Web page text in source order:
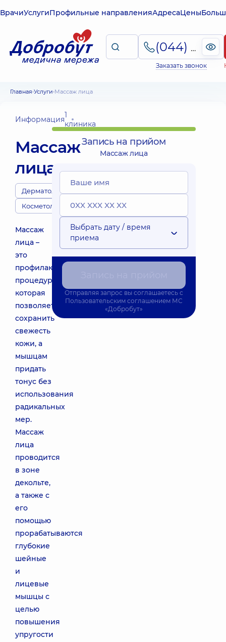
ВрачиУслугиПрофильные направленияАдресаЦены
(044) 495-2-888
Заказать звонок
Главная Услуги Массаж лица
Информация1
клиника
Массаж
лица
Дерматологи
Косметологи
Массаж
лица –
это
профилактическая
процедура,
которая
позволяет
сохранить
свежесть
кожи, а
мышцам
придать
тонус без
использования
радикальных
мер.
Массаж
лица
проводится
в зоне
декольте,
а также с
его
помощью
прорабатываются
глубокие
шейные
и
лицевые
мышцы с
целью
повышения
упругости
Запись на прийом
Массаж лица
Выбрать дату / время
приема
Отправляя запрос вы соглашаетесь с
Пользовательским соглашением МС
«Добробут»